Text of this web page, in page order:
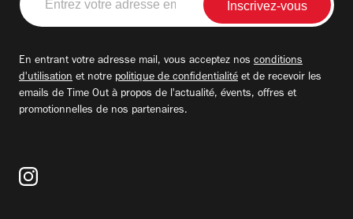
votre
adresse
En entrant votre adresse mail, vous acceptez nos conditions
d'utilisation et notre politique de confidentialité et de recevoir les
emails de Time Out à propos de l'actualité, évents, offres et
promotionnelles de nos partenaires.